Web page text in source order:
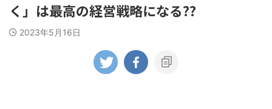
く」は最高の経営戦略になる??
2023年5月16日